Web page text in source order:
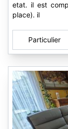
etat. il est
place). il
Particulier